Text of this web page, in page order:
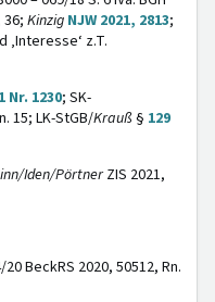
36;Kinzig NJW 2021, 2813;
‚Interesse‘ z.T.
Nr. 1230; SK-
15; LK-StGB/Krauß § 129
Iden/PörtnerZIS 2021,
BeckRS 2020, 50512, Rn.